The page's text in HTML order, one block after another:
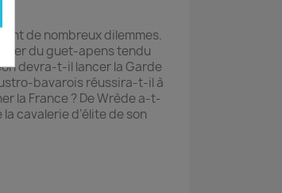
de nombreux dilemmes.
tirer du guet-apens tendu
devra-t-il lancer la Garde
bavarois réussira-t-il à
la France ? De Wrède a-t-
cavalerie d’élite de son